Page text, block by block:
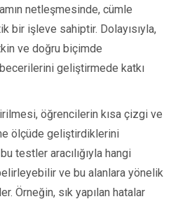
netleşmesinde, cümle
bir işleve sahiptir. Dolayısıyla,
ve doğru biçimde
geliştirmede katkı
öğrencilerin kısa çizgi ve
ölçüde geliştirdiklerini
testler aracılığıyla hangi
ve bu alanlara yönelik
Örneğin, sık yapılan hatalar